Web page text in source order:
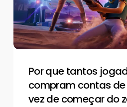
contas
de
Fortnite
em
começar
Por que tantos
compram contas de
vez de começar do